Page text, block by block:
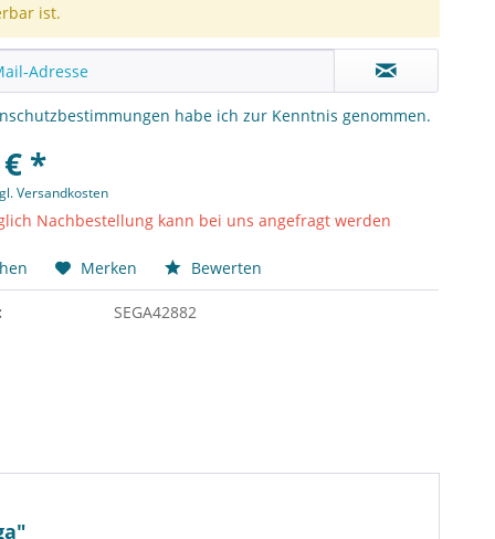
ist.
habe ich zur Kenntnis genommen.
*
Versandkosten
Nachbestellung kann bei uns angefragt werden
Merken Bewerten
SEGA42882